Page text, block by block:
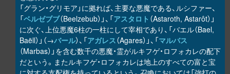
「グラン・グリモア」に拠れば、主要な悪魔である、ルシファー、
「ベルゼブブ（Beelzebub）」、「アスタロト （Astaroth, Astarôt）」
に次ぐ、上位悪魔6柱の一柱にして宰相であり、「バエル（Bael,
Baëll）」（→バール）、「アガレス（Agares）」、「マルバス
（Marbas）」を含む数千の悪魔・霊がルキフゲ・ロフォカレの配下
だという。またルキフゲ・ロフォカレは地上のすべての富と宝